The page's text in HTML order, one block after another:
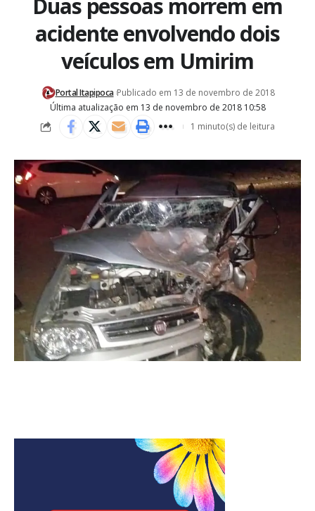
Duas pessoas morrem em
acidente envolvendo dois
veículos em Umirim
Última atualização em 13 de novembro de 2018 10:58
Portal Itapipoca Publicado em 13 de novembro de 2018
1 minuto(s) de leitura